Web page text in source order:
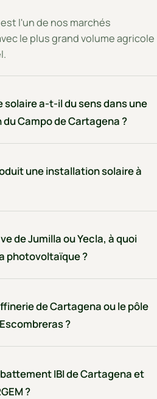
l'un de nos marchés
le plus grand volume agricole
solaire a-t-il du sens dans une
Campo de Cartagena ?
une installation solaire à
de Jumilla ou Yecla, à quoi
photovoltaïque ?
de Cartagena ou le pôle
?
IBI de Cartagena et
?